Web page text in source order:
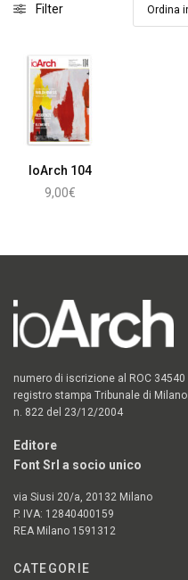
Filter
IoArch 104
9,00€
numero di iscrizione al ROC 34540
registro stampa Tribunale di Milano
n. 822 del 23/12/2004
Editore
Font Srl a socio unico
via Siusi 20/a, 20132 Milano
P. IVA: 12840400159
REA Milano 1591312
CATEGORIE